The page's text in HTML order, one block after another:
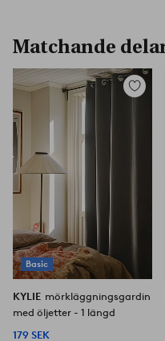
Matchande
Basic
Lägg
KYLIE mörkläggningsgardin
med öljetter - 1 längd
179 SEK